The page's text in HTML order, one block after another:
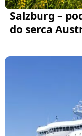
Salzburg –
do serca